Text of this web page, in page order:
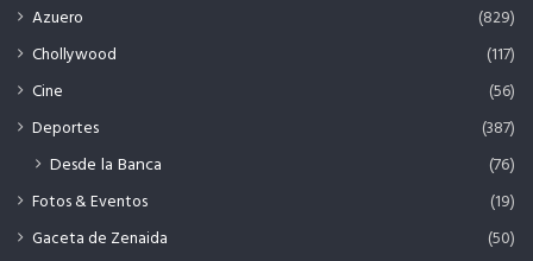
Azuero
(829)
Chollywood
(117)
Cine
(56)
Deportes
(387)
Desde la Banca (76)
Fotos & Eventos
(19)
Gaceta de Zenaida
(50)